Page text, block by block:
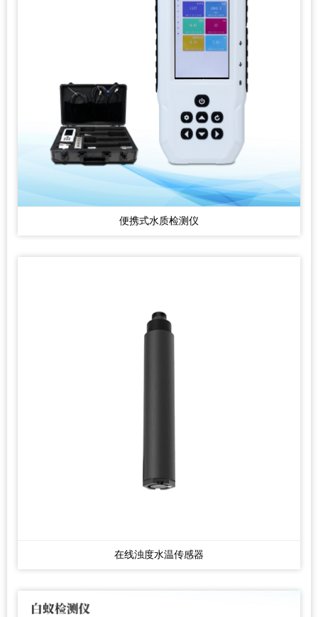
便携式水质检测仪
在线浊度水温传感器